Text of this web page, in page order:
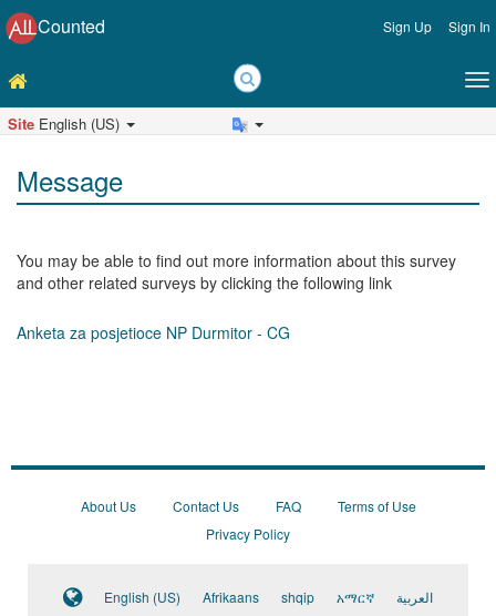
Counted Sign Up Sign In
Site English (US)
Message
You may be able to find out more information about this survey
and other related surveys by clicking the following link
Anketa za posjetioce NP Durmitor - CG
About Us Contact Us FAQ
Terms of Use
Privacy Policy
English (US) Afrikaans shqip አማርኛ
العربية